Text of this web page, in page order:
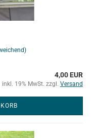
4,00 EUR
inkl. 19% MwSt. zzgl. Versand